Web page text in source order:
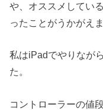
や、オススメしてい
ったことがうかがえま
私はiPadでやりなが
た。
コントローラーの値